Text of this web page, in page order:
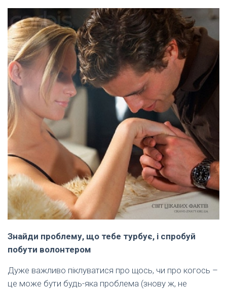
Знайди проблему, що тебе турбує, і спробуй
побути волонтером
Дуже важливо піклуватися про щось, чи про когось –
це може бути будь-яка проблема (знову ж, не